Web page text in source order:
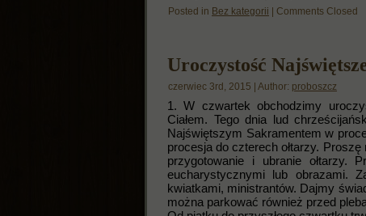
Posted in Bez kategorii Comments Closed
Uroczystość
czerwiec 3rd, 2015 | Author: proboszcz
1. W czwartek obchodzimy
Ciałem. Tego dnia lud
Najświętszym Sakramentem w
procesja do czterech ołtarzy.
przygotowanie i ubranie ołtarzy.
eucharystycznymi lub obrazami.
kwiatkami, ministrantów. Dajmy
można parkować również przed